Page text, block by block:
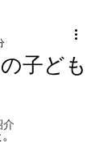
介
子ども